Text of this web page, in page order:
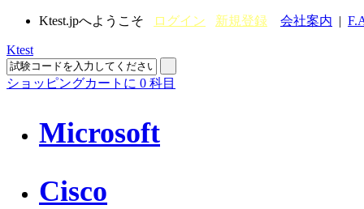
Ktest.jpへようこそ ログイン 新規登録 会社案内 |
Ktest
ショッピングカートに 0 科目
Microsoft
Cisco